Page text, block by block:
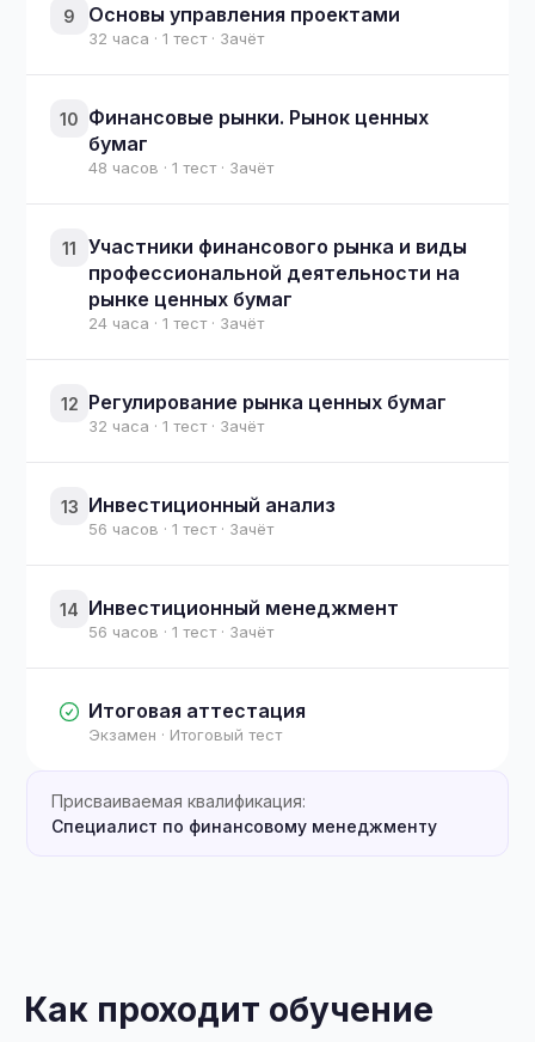
9 Основы управления проектами
32 часа · 1 тест · Зачёт
10 Финансовые рынки. Рынок ценных
бумаг
48 часов · 1 тест · Зачёт
11
Участники финансового рынка и виды
профессиональной деятельности на
рынке ценных бумаг
24 часа · 1 тест · Зачёт
12 Регулирование рынка ценных бумаг
32 часа · 1 тест · Зачёт
13 Инвестиционный анализ
56 часов · 1 тест · Зачёт
14 Инвестиционный менеджмент
56 часов · 1 тест · Зачёт
Итоговая аттестация
Экзамен · Итоговый тест
Присваиваемая квалификация:
Специалист по финансовому менеджменту
Как проходит обучение